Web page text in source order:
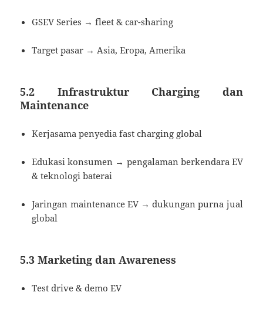
GSEV Series → fleet & car-sharing
Target pasar → Asia, Eropa, Amerika
5.2 Infrastruktur Charging dan
Maintenance
Kerjasama penyedia fast charging global
Edukasi konsumen → pengalaman berkendara EV
& teknologi baterai
Jaringan maintenance EV → dukungan purna jual
global
5.3 Marketing dan Awareness
Test drive & demo EV